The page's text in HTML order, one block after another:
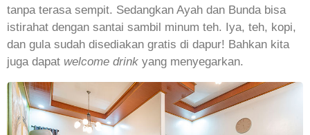
tanpa terasa sempit. Sedangkan Ayah dan Bunda bisa
istirahat dengan santai sambil minum teh. Iya, teh, kopi,
dan gula sudah disediakan gratis di dapur! Bahkan kita
juga dapat welcome drink yang menyegarkan.